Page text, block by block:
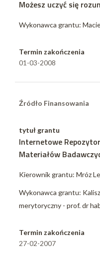
Możesz uczyć się
Wykonawca grantu:
Termin zakończenia
01-03-2008
Źródło Finansowania
tytuł grantu
Internetowe
Materiałów
Kierownik grantu: Mróz
Wykonawca grantu:
merytoryczny - prof. dr
Termin zakończenia
27-02-2007